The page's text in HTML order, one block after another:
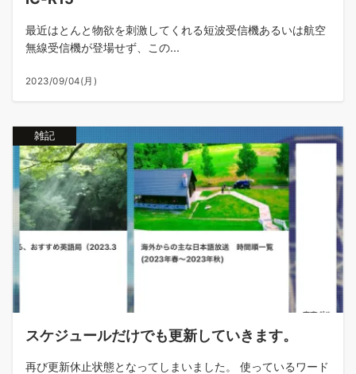
最近はとんと物欲を刺激してくれる短波受信機あるいは航空
無線受信機が登場せず、この...
2023/09/04(月)
雑記
スケジュールだけでも更新していきます。
再び更新休止状態となってしまいました。 使っているワード